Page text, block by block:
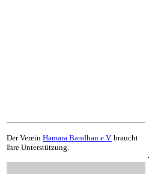
Der Verein Hamara Bandhan e.V. braucht
Ihre Unterstützung.